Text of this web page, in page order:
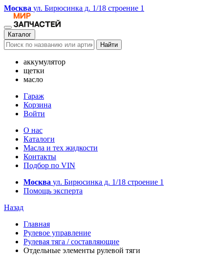
Москва ул. Бирюсинка д. 1/18 строение 1
Каталог
Найти
аккумулятор
щетки
масло
Гараж
Корзина
Войти
О нас
Каталоги
Масла и тех жидкости
Контакты
Подбор по VIN
Москва ул. Бирюсинка д. 1/18 строение 1
Помощь эксперта
Назад
Главная
Рулевое управление
Рулевая тяга / составляющие
Отдельные элементы рулевой тяги